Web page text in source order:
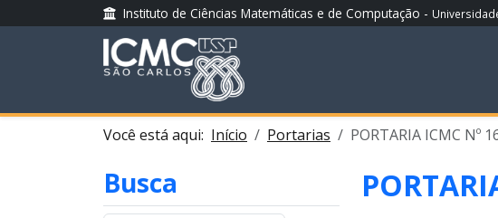
Instituto de Ciências Matemáticas e de Computação -
Você está aqui: Início Portarias PORTARIA ICMC Nº
Busca